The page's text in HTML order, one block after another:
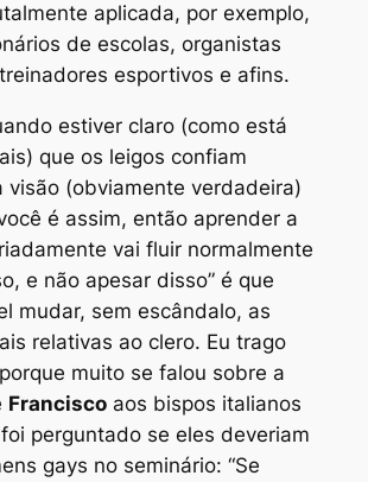
aplicada, por exemplo,
de escolas, organistas
esportivos e afins.
estiver claro (como está
que os leigos confiam
visão (obviamente verdadeira)
é assim, então aprender a
vai fluir normalmente
e não apesar disso” é que
mudar, sem escândalo, as
relativas ao clero. Eu trago
muito se falou sobre a
Franciscoaos bispos italianos
perguntado se eles deveriam
gays no seminário: “Se